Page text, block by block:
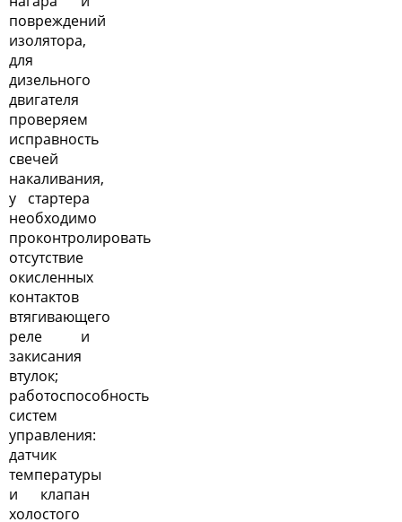
повреждений
изолятора,
для
дизельного
двигателя
проверяем
исправность
свечей
накаливания,
у стартера
необходимо
проконтролировать
отсутствие
окисленных
контактов
втягивающего
реле и
закисания
втулок;
работоспособность
систем
управления:
датчик
температуры
и клапан
холостого